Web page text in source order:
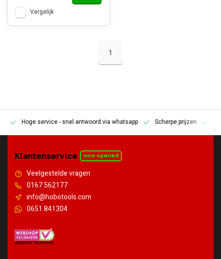
Vergelijk
1
Hoge service- snel antwoord via whatsapp Scherpe prijzen
Klantenservice now opened
Veelgestelde vragen
0167 562177
info@hobotools.com
0651 841304